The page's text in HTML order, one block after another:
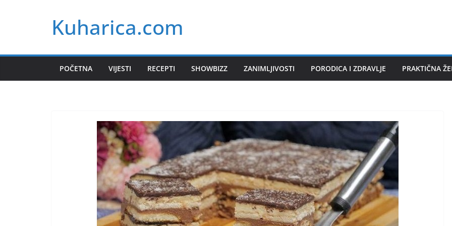
Kuharica.com
POČETNA VIJESTI RECEPTI SHOWBIZZ ZANIMLJIVOSTI PORODICA I ZDRAVLJE PRAKTIČNA